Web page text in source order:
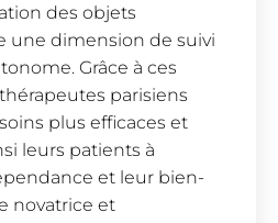
des objets
une dimension de suivi
Grâce à ces
parisiens
plus efficaces et
leurs patients à
et leur bien-
novatrice et